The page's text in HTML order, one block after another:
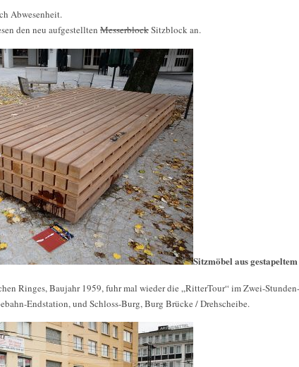
Abwesenheit.
den neu aufgestellten MesserblockSitzblock an.
Sitzmöbel aus
Ringes, Baujahr 1959, fuhr mal wieder die „RitterTour“ im Zwei-
Endstation, und Schloss-Burg, Burg Brücke / Drehscheibe.